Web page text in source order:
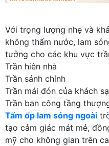
Với trọng lượng nhẹ và
không thấm nước, lam
tưởng cho các khu vực
Trần hiên nhà
Trần sảnh chính
Trần mái đón của khách
Trần ban công tầng
Tấm ốp lam sóng ngoài
tạo cảm giác mát mẻ,
mỹ cho không gian trên